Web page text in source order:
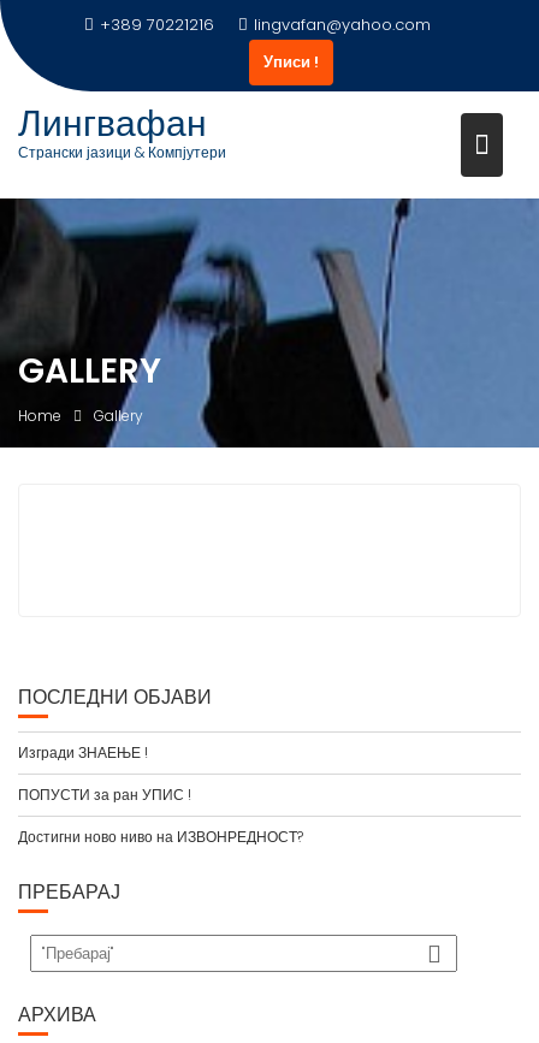
Skip
to
content
+389 70221216
lingvafan@yahoo.com
Уписи !
Лингвафан
Странски јазици & Компјутери
GALLERY
Home Gallery
ПОСЛЕДНИ ОБЈАВИ
Изгради ЗНАЕЊЕ !
ПОПУСТИ за ран УПИС !
Достигни ново ниво на ИЗВОНРЕДНОСТ?
ПРЕБАРАЈ
АРХИВА